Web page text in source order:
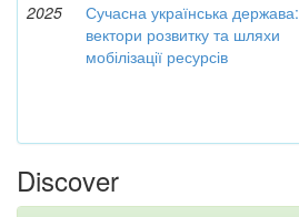
2025
Сучасна українська держава:
вектори розвитку та шляхи
мобілізації ресурсів
Discover